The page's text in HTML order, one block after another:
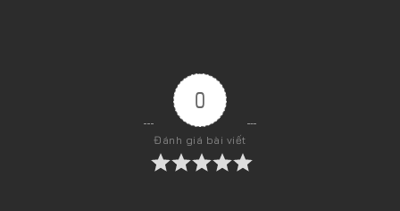
0
Đánh giá bài viết